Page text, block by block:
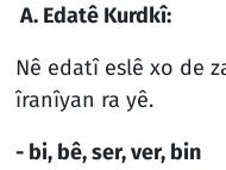
A. Edatê Kurdkî:
Nê edatî eslê xo de
îranîyan ra yê.
- bi, bê, ser, ver, bin